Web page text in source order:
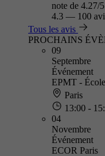
note de 4.27/5
4.3 — 100
Tous les avis
PROCHAINS
09
Septembre
Événement
EPMT -
Paris
13:00 -
04
Novembre
Événement
ECOR Paris